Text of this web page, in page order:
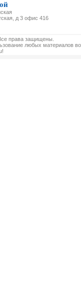
д 3 офис 416
права защищены.
любых материалов